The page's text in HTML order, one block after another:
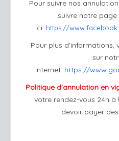
Pour suivre nos
suivre notre
ici: https://
Pour plus d'informations,
sur
internet: https://
Politique d'annulation en
votre rendez-vous 24h
devoir payer